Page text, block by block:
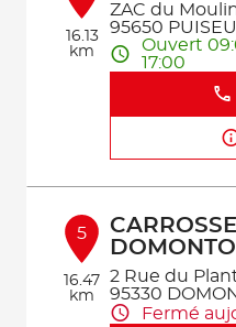
16.13
km
ZAC du
95650
Ouvert
17:00
5
16.47
km
2 Rue du
95330
Fermé